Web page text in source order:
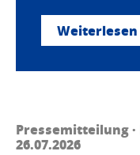
Weiterlesen
Pressemitteilung
26.07.2026